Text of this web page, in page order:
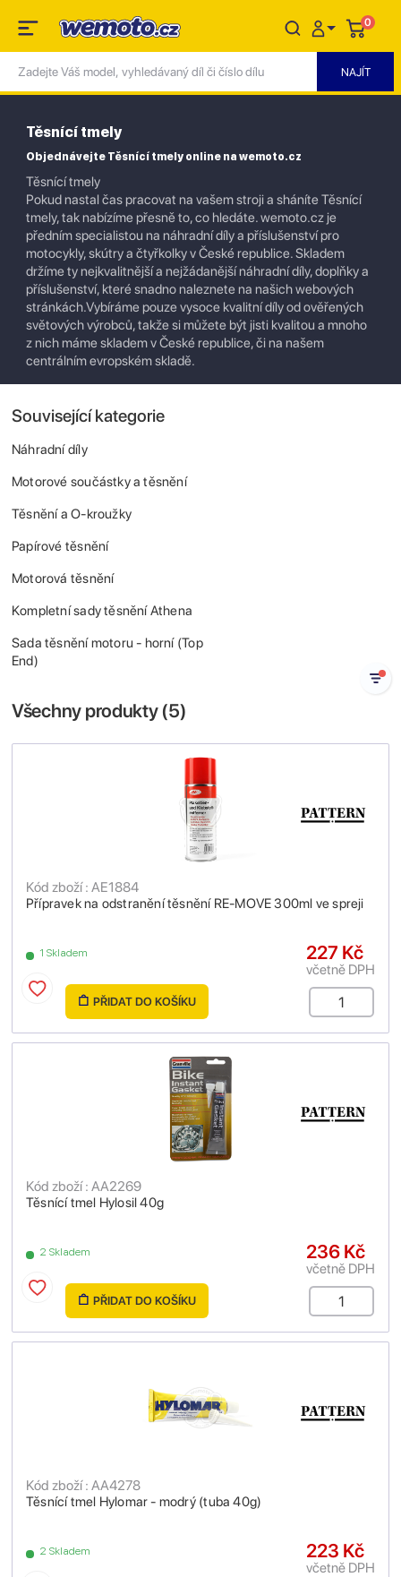
0
Těsnící tmely
Objednávejte Těsnící tmely online na wemoto.cz
Těsnící tmely
Pokud nastal čas pracovat na vašem stroji a sháníte Těsnící
tmely, tak nabízíme přesně to, co hledáte. wemoto.cz je
předním specialistou na náhradní díly a příslušenství pro
motocykly, skútry a čtyřkolky v České republice. Skladem
držíme ty nejkvalitnější a nejžádanější náhradní díly, doplňky a
příslušenství, které snadno naleznete na našich webových
stránkách.Vybíráme pouze vysoce kvalitní díly od ověřených
světových výrobců, takže si můžete být jisti kvalitou a mnoho
z nich máme skladem v České republice, či na našem
centrálním evropském skladě.
Související kategorie
Náhradní díly
Motorové součástky a těsnění
Těsnění a O-kroužky
Papírové těsnění
Motorová těsnění
Kompletní sady těsnění Athena
Sada těsnění motoru - horní (Top
End)
Všechny produkty (5)
Přípravek na odstranění těsnění RE-MOVE 300ml ve spreji
Kód zboží : AE1884
1 Skladem 227 Kč
včetně DPH
PŘIDAT DO KOŠÍKU
Těsnící tmel Hylosil 40g
Kód zboží : AA2269
2 Skladem 236 Kč
včetně DPH
PŘIDAT DO KOŠÍKU
Těsnící tmel Hylomar - modrý (tuba 40g)
Kód zboží : AA4278
2 Skladem 223 Kč
včetně DPH